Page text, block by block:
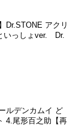
Dr.STONE アクリ
いっしょver. Dr.
ルデンカムイ ど
4.尾形百之助【再